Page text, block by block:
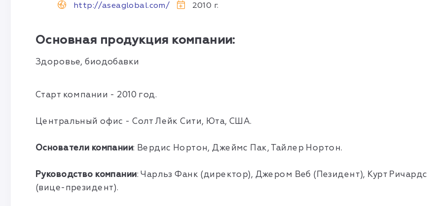
http://aseaglobal.com/ 2010 г.
Основная продукция компании:
Здоровье, биодобавки
Старт компании - 2010 год.
Центральный офис - Солт Лейк Сити, Юта, США.
Основатели компании: Вердис Нортон, Джеймс Пак, Тайлер Нортон.
Руководство компании: Чарльз Фанк (директор), Джером Веб (Пезидент), Курт Ричардс
(вице-президент).